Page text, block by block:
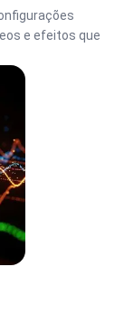
e efeitos que